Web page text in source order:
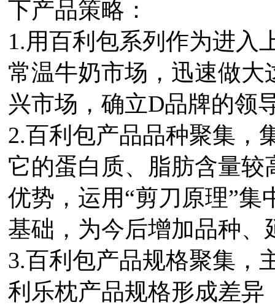
下产品策略：
1.用百利包系列作为进入
常温牛奶市场，迅速做
兴市场，确立D品牌的领
2.百利包产品品种聚集，
它的蛋白质、脂肪含量
优势，运用“剪刀原理”
基础，为今后增加品种
3.百利包产品规格聚集，
利乐枕产品规格形成差异